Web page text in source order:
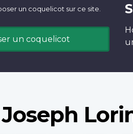
un coquelicot sur ce site.
un coquelicot